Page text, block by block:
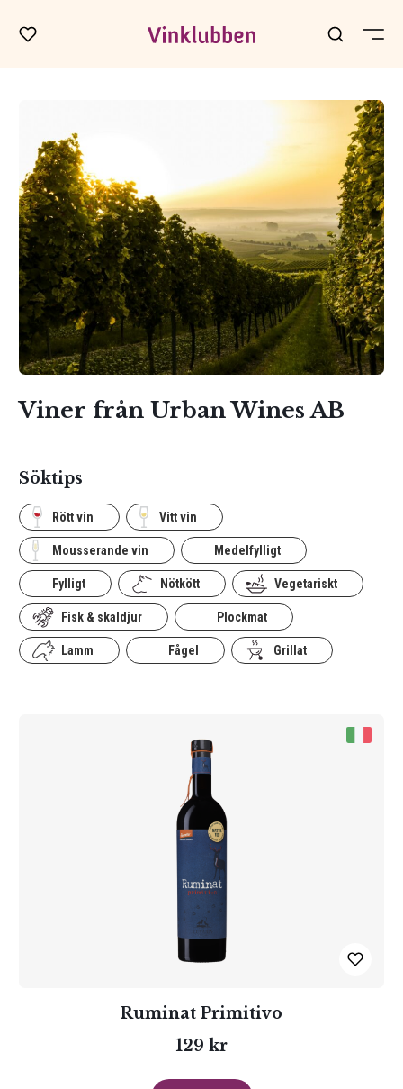
Viner från Urban Wines AB
Söktips
Rött vin Vitt vin
Mousserande vin Medelfylligt
Fylligt Nötkött Vegetariskt
Fisk & skaldjur Plockmat
Lamm Fågel Grillat
Ruminat Primitivo
129 kr